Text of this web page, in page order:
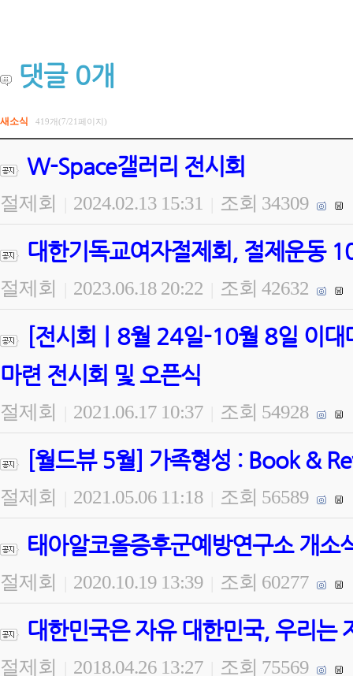
댓글 0개
새소식 419개(7/21페이지)
W-Space갤러리 전시회
절제회 2024.02.13 15:31 조회 34309
대한기독교여자절제회, 절제운동
절제회 2023.06.18 20:22 조회 42632
[전시회ㅣ8월 24일-10월 8일 이
마련 전시회 및 오픈식
절제회 2021.06.17 10:37 조회 54928
[월드뷰 5월] 가족형성 : Book &
절제회 2021.05.06 11:18 조회 56589
태아알코올증후군예방연구소 개소
절제회 2020.10.19 13:39 조회 60277
대한민국은 자유 대한민국, 우리는
절제회 2018.04.26 13:27 조회 75569